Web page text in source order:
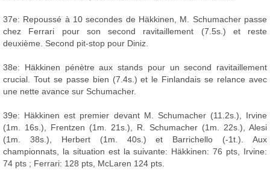
37e: Repoussé à 10 secondes de Häkkinen, M. Schumacher passe
chez Ferrari pour son second ravitaillement (7.5s.) et reste
deuxième. Second pit-stop pour Diniz.
38e: Häkkinen pénètre aux stands pour un second ravitaillement
crucial. Tout se passe bien (7.4s.) et le Finlandais se relance avec
une nette avance sur Schumacher.
39e: Häkkinen est premier devant M. Schumacher (11.2s.), Irvine
(1m. 16s.), Frentzen (1m. 21s.), R. Schumacher (1m. 22s.), Alesi
(1m. 38s.), Herbert (1m. 40s.) et Barrichello (-1t.). Aux
championnats, la situation est la suivante: Häkkinen: 76 pts, Irvine:
74 pts ; Ferrari: 128 pts, McLaren 124 pts.